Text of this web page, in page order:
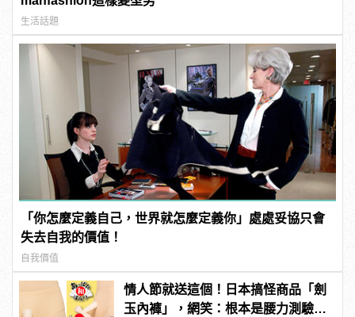
生活話題
「你怎麼定義自己，世界就怎麼定義你」處處妥協只會
失去自我的價值！
自我價值
情人節就送這個！日本搞怪商品「劍
玉內褲」，網笑：根本是腰力測驗